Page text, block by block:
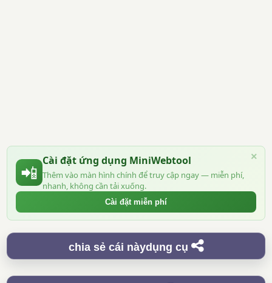
📲
Cài đặt ứng dụng MiniWebtool
Thêm vào màn hình chính để truy cập ngay — miễn phí,
nhanh, không cần tải xuống.
Cài đặt miễn phí
×
chia sẻ cái nàydụng cụ